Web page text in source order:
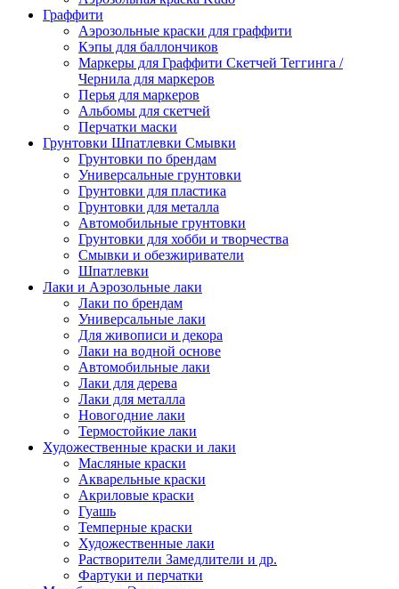
Граффити
Аэрозольные краски для граффити
Кэпы для баллончиков
Маркеры для Граффити Скетчей Теггинга /
Чернила для маркеров
Перья для маркеров
Альбомы для скетчей
Перчатки маски
Грунтовки Шпатлевки Смывки
Грунтовки по брендам
Универсальные грунтовки
Грунтовки для пластика
Грунтовки для металла
Автомобильные грунтовки
Грунтовки для хобби и творчества
Смывки и обезжириватели
Шпатлевки
Лаки и Аэрозольные лаки
Лаки по брендам
Универсальные лаки
Для живописи и декора
Лаки на водной основе
Автомобильные лаки
Лаки для дерева
Лаки для металла
Новогодние лаки
Термостойкие лаки
Художественные краски и лаки
Масляные краски
Акварельные краски
Акриловые краски
Гуашь
Темперные краски
Художественные лаки
Растворители Замедлители и др.
Фартуки и перчатки